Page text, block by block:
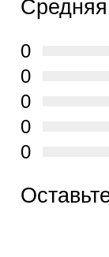
0
0
0
0
0